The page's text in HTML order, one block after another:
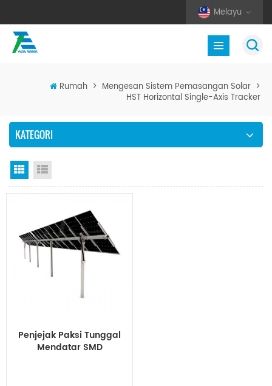
Melayu
Rumah > Mengesan Sistem Pemasangan Solar >
HST Horizontal Single-Axis Tracker
KATEGORI
Paparan grid
Penjejak Paksi Tunggal
Mendatar SMD